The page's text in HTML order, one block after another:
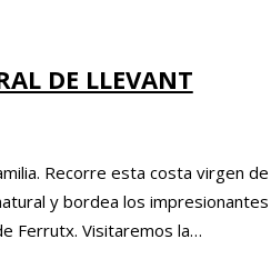
DE LLEVANT
Recorre esta costa virgen de
y bordea los impresionantes
Ferrutx. Visitaremos la…